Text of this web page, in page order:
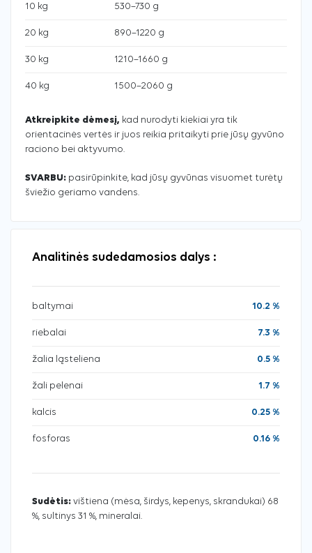
10 kg 530–730 g
20 kg 890–1220 g
30 kg 1210–1660 g
40 kg 1500–2060 g
Atkreipkite dėmesį, kad nurodyti kiekiai yra tik
orientacinės vertės ir juos reikia pritaikyti prie jūsų gyvūno
raciono bei aktyvumo.
SVARBU: pasirūpinkite, kad jūsų gyvūnas visuomet turėtų
šviežio geriamo vandens.
Analitinės sudedamosios dalys :
baltymai 10.2 %
riebalai 7.3 %
žalia ląsteliena 0.5 %
žali pelenai 1.7 %
kalcis 0.25 %
fosforas 0.16 %
Sudėtis: vištiena (mėsa, širdys, kepenys, skrandukai) 68
%, sultinys 31 %, mineralai.